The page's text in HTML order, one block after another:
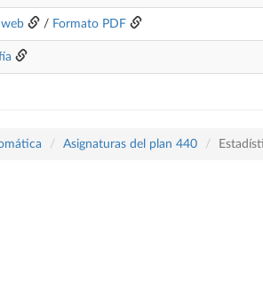
/ Formato PDF
Asignaturas del plan 440